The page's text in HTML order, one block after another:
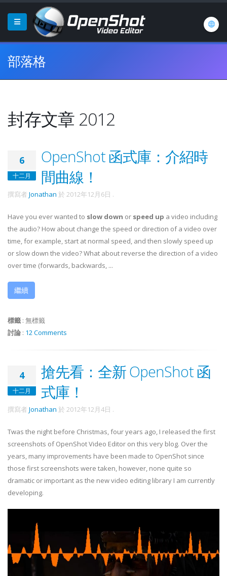
部落格
封存文章 2012
6
十二月
OpenShot 函式庫：介紹時
間曲線！
撰寫者 Jonathan 於 2012年12月6日 .
Have you ever wanted to slow down or speed up a video including
the audio? How about change the speed or direction of a video over
time, for example, start at normal speed, and then slowly speed up
or slow down the video? What about reverse the direction of a video
over time (forwards, backwards, ...
繼續
標籤 : 無標籤
討論 : 12 Comments
4
十二月
搶先看：全新 OpenShot 函
式庫！
撰寫者 Jonathan 於 2012年12月4日 .
Twas the night before Christmas, four years ago, I released the first
screenshots of OpenShot Video Editor on this very blog. Over the
years, many improvements have been made to OpenShot since
those first screenshots were taken, however, none quite so
dramatic or important as the new video editing library I am currently
developing.